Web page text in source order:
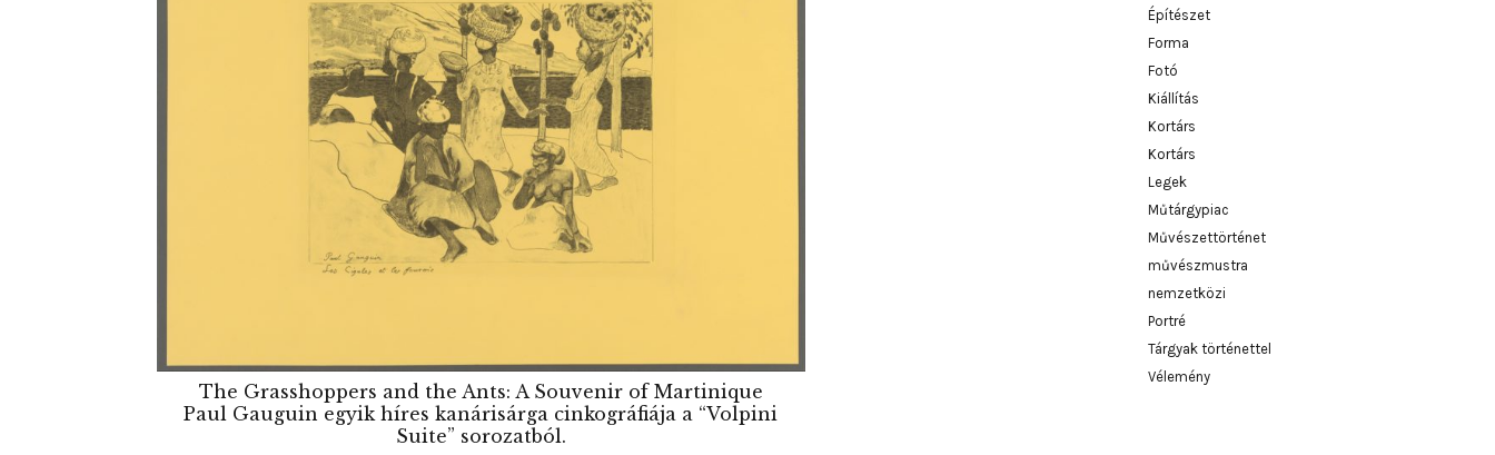
The Grasshoppers and the Ants: A Souvenir of Martinique
Paul Gauguin egyik híres kanárisárga cinkográfiája a “Volpini
Suite” sorozatból.
Építészet
Forma
Fotó
Kiállítás
Kortárs
Kortárs
Legek
Műtárgypiac
Művészettörténet
művészmustra
nemzetközi
Portré
Tárgyak történettel
Vélemény